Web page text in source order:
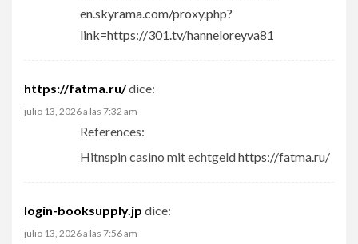
en.skyrama.com/proxy.php?
link=https://301.tv/hanneloreyva81
https://fatma.ru/dice:
julio 13, 2026 a las 7:32 am
References:
Hitnspin casino mit echtgeldhttps://fatma.ru/
login-booksupply.jp dice:
julio 13, 2026 a las 7:56 am